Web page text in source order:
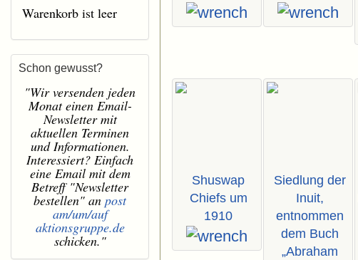
Shuswap
Chiefs um
1910
Siedlung der
Inuit,
entnommen
dem Buch
„Abraham
Warenkorb ist leer
Schon gewusst?
"Wir versenden jeden
Monat einen Email-
Newsletter mit
aktuellen Terminen
und Informationen.
Interessiert? Einfach
eine Email mit dem
Betreff "Newsletter
bestellen" an post
am/um/auf
aktionsgruppe.de
schicken."